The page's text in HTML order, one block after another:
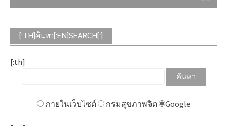
[:TH]ค้นหา[:EN]SEARCH[:]
[:th]
ภายในเว็บไซต์ กรมสุขภาพจิต Google